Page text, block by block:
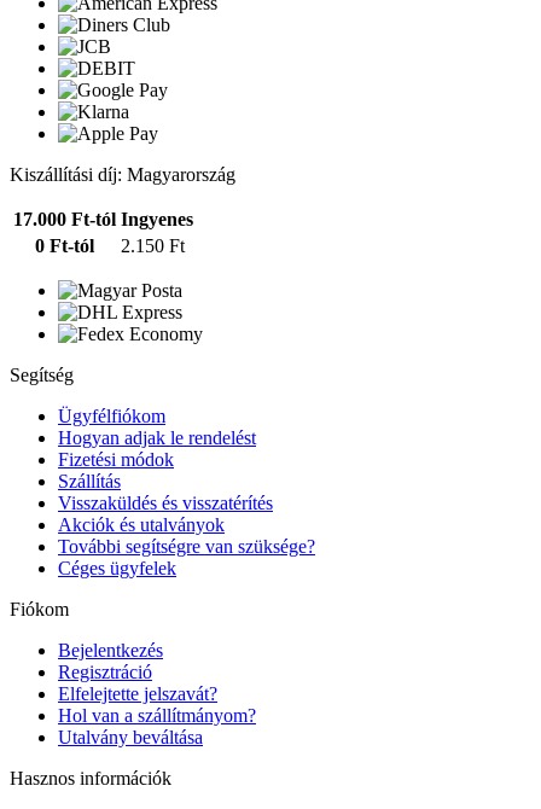
Kiszállítási díj: Magyarország
17.000 Ft-tól Ingyenes
0 Ft-tól
2.150 Ft
Segítség
Ügyfélfiókom
Hogyan adjak le rendelést
Fizetési módok
Szállítás
Visszaküldés és visszatérítés
Akciók és utalványok
További segítségre van szüksége?
Céges ügyfelek
Fiókom
Bejelentkezés
Regisztráció
Elfelejtette jelszavát?
Hol van a szállítmányom?
Utalvány beváltása
Hasznos információk